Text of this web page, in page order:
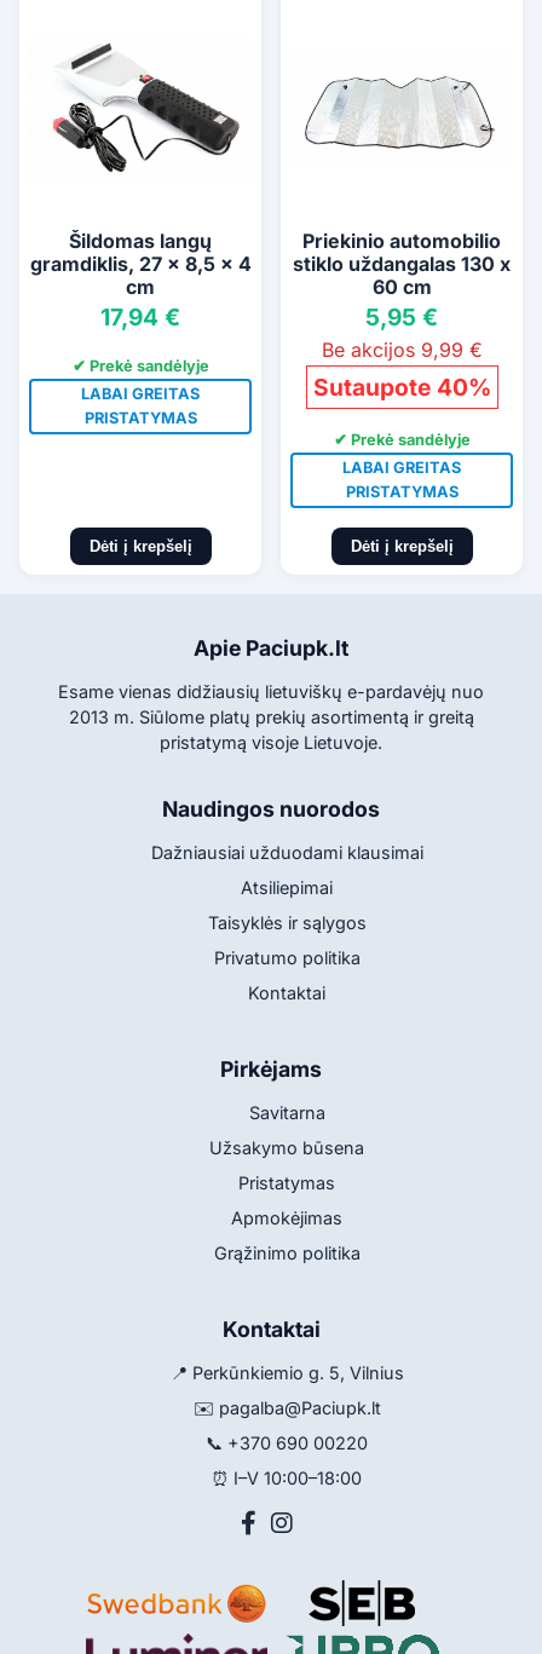
Šildomas langų
gramdiklis, 27 x 8,5 x 4
cm
17,94 €
✔ Prekė sandėlyje
LABAI GREITAS
PRISTATYMAS
Dėti į krepšelį
Priekinio automobilio
stiklo uždangalas 130 x
60 cm
5,95 €
Be akcijos 9,99 €
Sutaupote 40%
✔ Prekė sandėlyje
LABAI GREITAS
PRISTATYMAS
Dėti į krepšelį
Apie Paciupk.lt
Esame vienas didžiausių lietuviškų e-pardavėjų nuo
2013 m. Siūlome platų prekių asortimentą ir greitą
pristatymą visoje Lietuvoje.
Naudingos nuorodos
Dažniausiai užduodami klausimai
Atsiliepimai
Taisyklės ir sąlygos
Privatumo politika
Kontaktai
Pirkėjams
Savitarna
Užsakymo būsena
Pristatymas
Apmokėjimas
Grąžinimo politika
Kontaktai
📍 Perkūnkiemio g. 5, Vilnius
✉️ pagalba@Paciupk.lt
📞 +370 690 00220
⏰ I–V 10:00–18:00